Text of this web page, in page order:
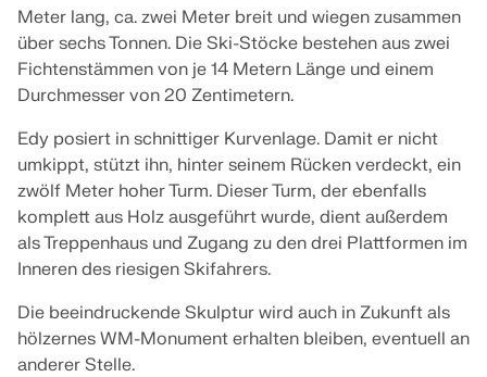
Ihr Tor zur parametrischen Modellierung und
Automatisierung
API Dokumentation
Index
Erste Schritte
Anwendungen
Modellobjekte
Meter lang, ca. zwei Meter breit und wiegen zusammen
über sechs Tonnen. Die Ski-Stöcke bestehen aus zwei
Fichtenstämmen von je 14 Metern Länge und einem
Durchmesser von 20 Zentimetern.
Edy posiert in schnittiger Kurvenlage. Damit er nicht
umkippt, stützt ihn, hinter seinem Rücken verdeckt, ein
zwölf Meter hoher Turm. Dieser Turm, der ebenfalls
komplett aus Holz ausgeführt wurde, dient außerdem
als Treppenhaus und Zugang zu den drei Plattformen im
Inneren des riesigen Skifahrers.
Die beeindruckende Skulptur wird auch in Zukunft als
hölzernes WM-Monument erhalten bleiben, eventuell an
anderer Stelle.